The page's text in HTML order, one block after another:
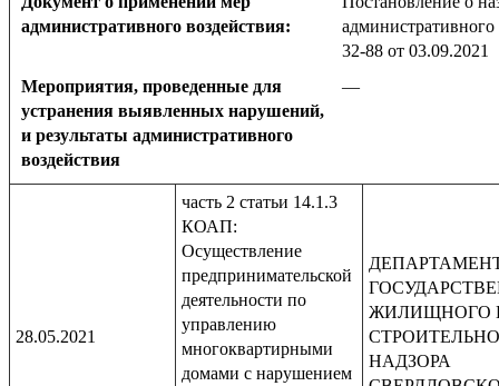
административного воздействия:
32-88 от 03.09.2021
Мероприятия, проведенные для
устранения выявленных нарушений,
и результаты административного
воздействия
—
28.05.2021
часть 2 статьи 14.1.3
КОАП:
Осуществление
предпринимательской
деятельности по
управлению
многоквартирными
домами с нарушением
ЖИЛИЩНОГО
НАДЗОРА